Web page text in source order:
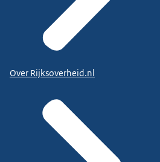
Over Rijksoverheid.nl